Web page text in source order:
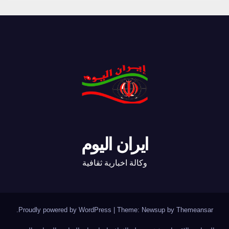
ايران اليوم
وكالة اخبارية ثقافية
Proudly powered by WordPress | Theme: Newsup by Themeansar